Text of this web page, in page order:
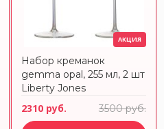
АКЦИЯ
Набор креманок
gemma opal, 255 мл, 2 шт
Liberty Jones
2310 руб. 3500 руб.